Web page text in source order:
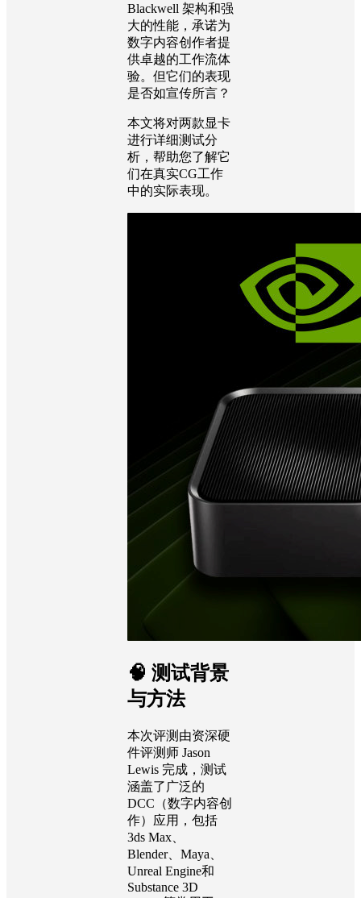
Blackwell 架构和强
大的性能，承诺为
数字内容创作者提
供卓越的工作流体
验。但它们的表现
是否如宣传所言？
本文将对两款显卡
进行详细测试分
析，帮助您了解它
们在真实CG工作
中的实际表现。
🧠 测试背景
与方法
本次评测由资深硬
件评测师 Jason
Lewis 完成，测试
涵盖了广泛的
DCC（数字内容创
作）应用，包括
3ds Max、
Blender、Maya、
Unreal Engine和
Substance 3D